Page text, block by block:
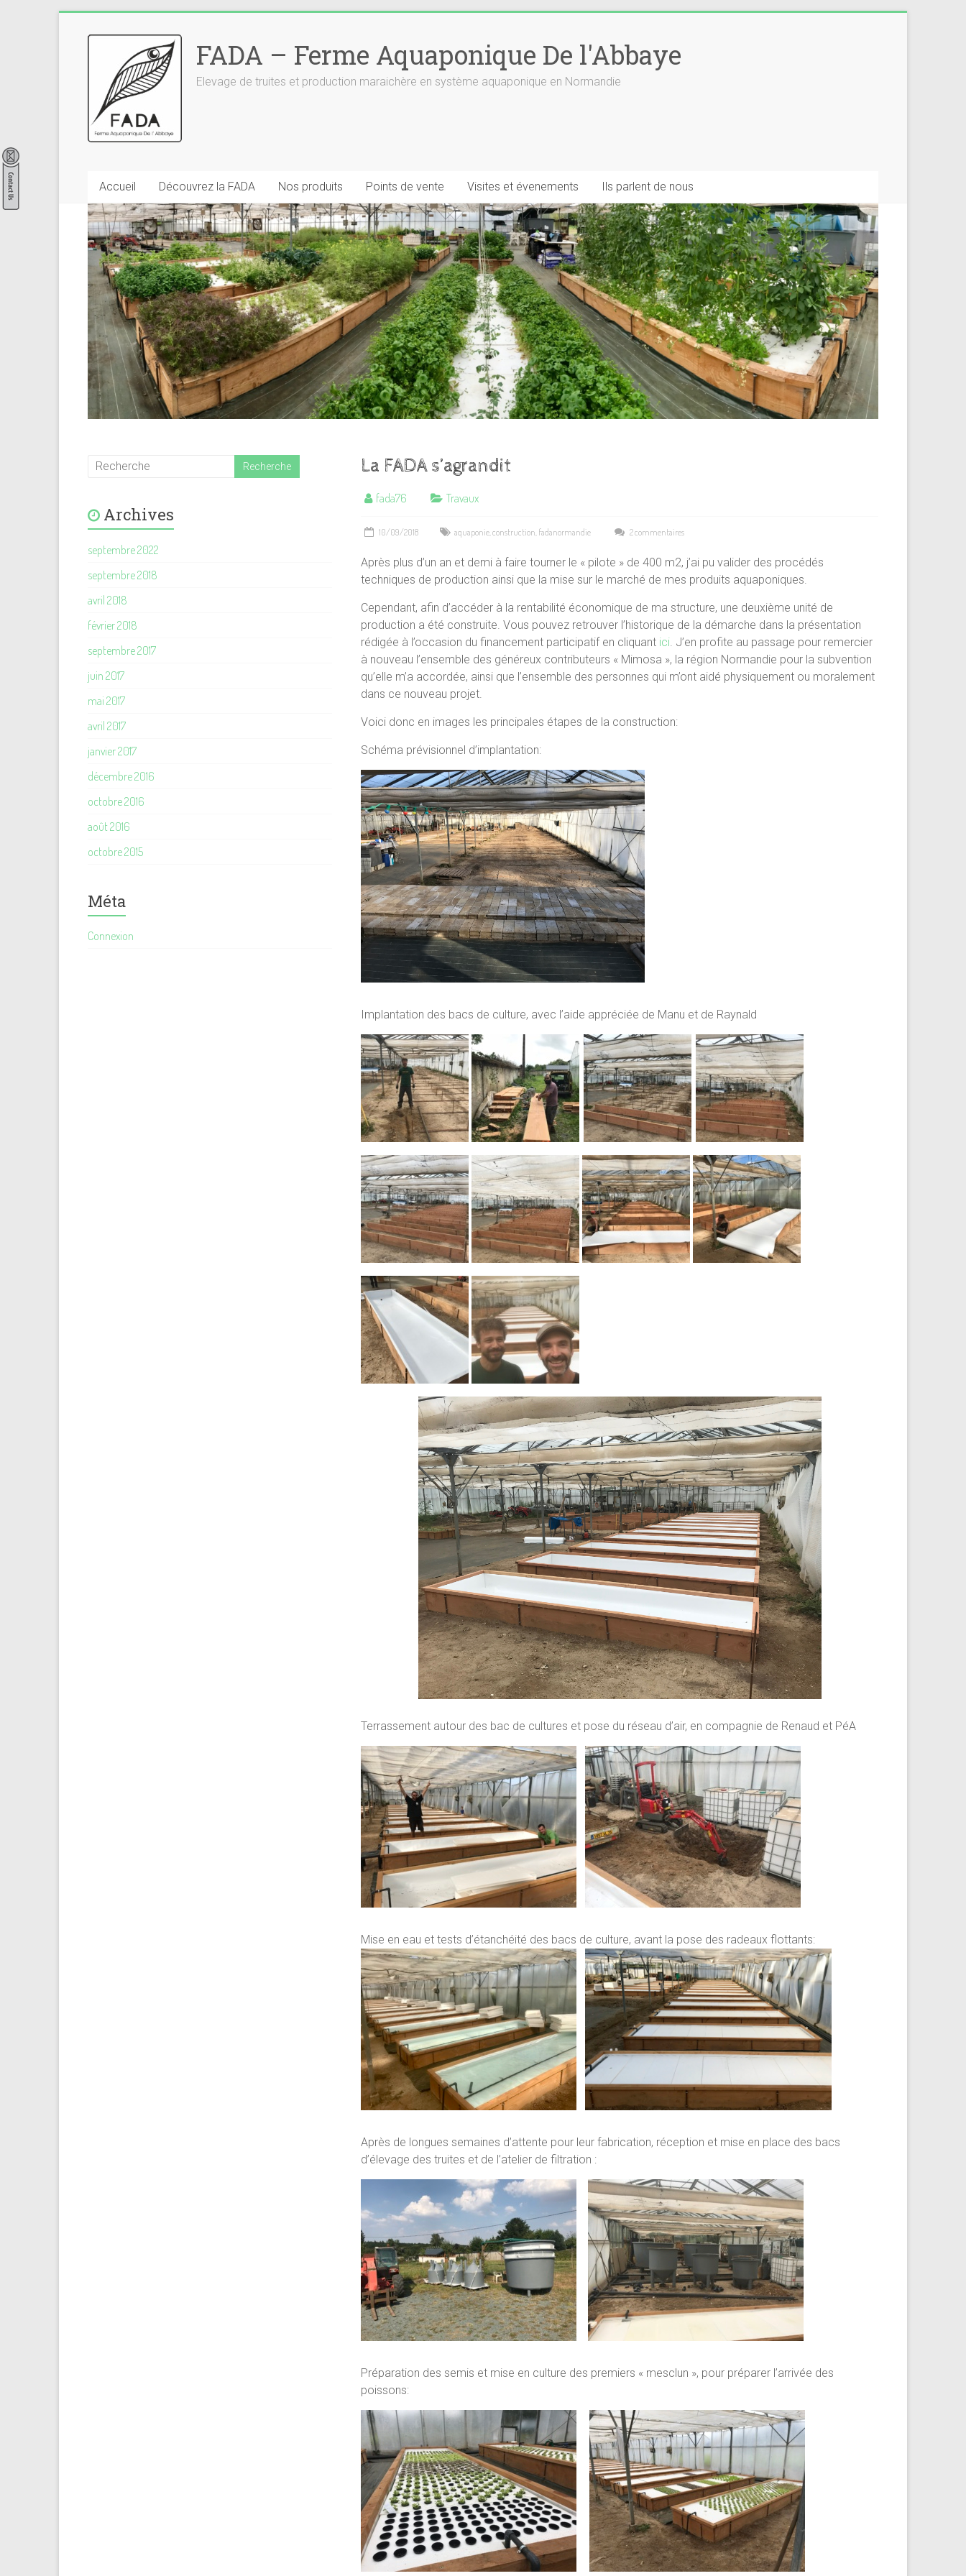
FADA – Ferme Aquaponique De l'Abbaye
Elevage de truites et production maraichère en système aquaponique en Normandie
Accueil Découvrez la FADA Nos produits Points de vente Visites et évenements Ils parlent de nous
La FADA s’agrandit
fada76 Travaux
10/09/2018 aquaponie construction fadanormandie 2 commentaires
Après plus d’un an et demi à faire tourner le « pilote » de 400 m2, j’ai pu valider des procédés
techniques de production ainsi que la mise sur le marché de mes produits aquaponiques.
Cependant, afin d’accéder à la rentabilité économique de ma structure, une deuxième unité de
production a été construite. Vous pouvez retrouver l’historique de la démarche dans la présentation
rédigée à l’occasion du financement participatif en cliquant ici. J’en profite au passage pour remercier
à nouveau l’ensemble des généreux contributeurs « Mimosa », la région Normandie pour la subvention
qu’elle m’a accordée, ainsi que l’ensemble des personnes qui m’ont aidé physiquement ou moralement
dans ce nouveau projet.
Voici donc en images les principales étapes de la construction:
Schéma prévisionnel d’implantation:
Implantation des bacs de culture, avec l’aide appréciée de Manu et de Raynald
Terrassement autour des bac de cultures et pose du réseau d’air, en compagnie de Renaud et PéA
Mise en eau et tests d’étanchéité des bacs de culture, avant la pose des radeaux flottants:
Après de longues semaines d’attente pour leur fabrication, réception et mise en place des bacs
d’élevage des truites et de l’atelier de filtration :
Préparation des semis et mise en culture des premiers « mesclun », pour préparer l’arrivée des
poissons:
Archives
septembre 2022
septembre 2018
avril 2018
février 2018
septembre 2017
juin 2017
mai 2017
avril 2017
janvier 2017
décembre 2016
octobre 2016
août 2016
octobre 2015
Méta
Connexion